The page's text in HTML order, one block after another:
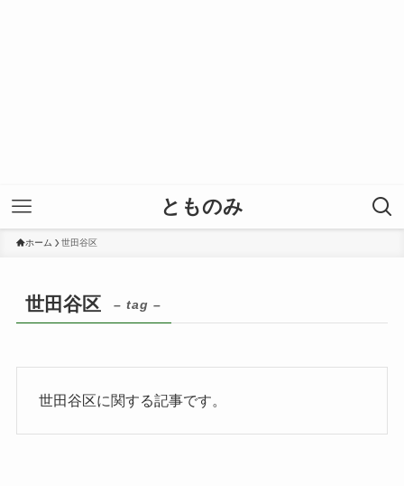
とものみ
ホーム 世田谷区
世田谷区 – tag –
世田谷区に関する記事です。